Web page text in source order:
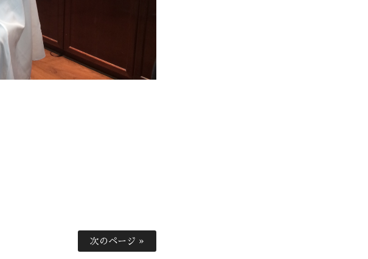
次のページ »